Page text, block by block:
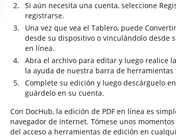
Si aún necesita una cuenta, seleccione
registrarse.
Una vez que vea el Tablero, puede
desde su dispositivo o vinculándolo desde
en línea.
Abra el archivo para editar y luego realice
la ayuda de nuestra barra de herramientas
Complete su edición y luego descárguelo
guárdelo en su cuenta.
Con DocHub, la edición de PDF en línea es
navegador de internet. Tómese unos
del acceso a herramientas de edición en